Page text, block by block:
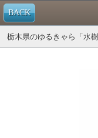
BACK
栃木県のゆるきゃら「水樹